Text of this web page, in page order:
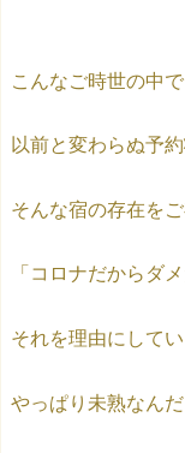
こんなご時世の中で
以前と変わらぬ予
そんな宿の存在を
「コロナだからダ
それを理由にして
やっぱり未熟なん